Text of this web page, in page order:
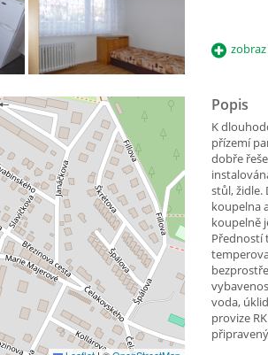
Popis
K
přízemí
dobře
stůl, židle.
koupelna
koupelně
Předností
voda,
provize